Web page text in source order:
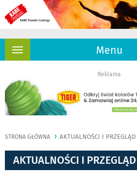
Menu
Rozwiń
Reklama
STRONA GŁÓWNA AKTUALNOŚCI I
AKTUALNOŚCI I